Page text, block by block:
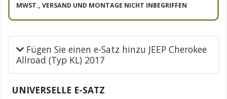
MWST., VERSAND UND MONTAGE NICHT INBEGRIFFEN
Fügen Sie einen e-Satz hinzu JEEP Cherokee
Allroad (Typ KL) 2017
UNIVERSELLE E-SATZ